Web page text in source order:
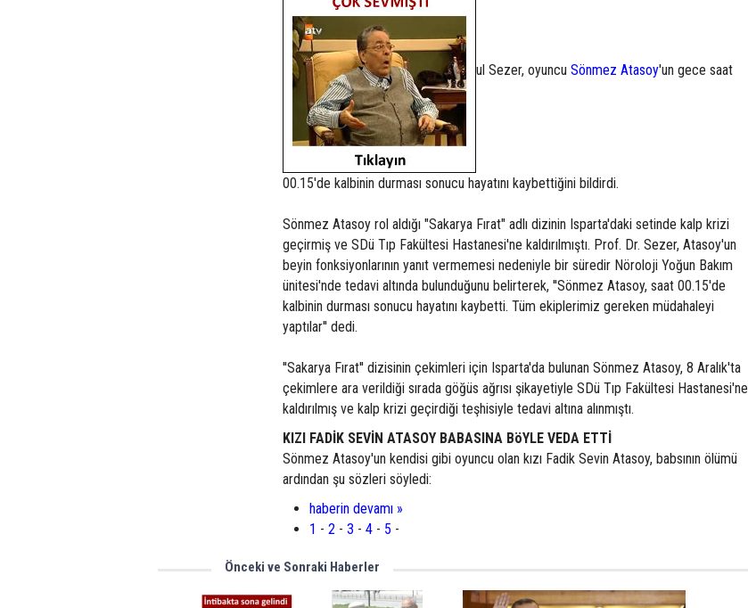
ul Sezer, oyuncu Sönmez Atasoy'un gece saat
00.15'de kalbinin durması sonucu hayatını kaybettiğini bildirdi.
Sönmez Atasoy rol aldığı "Sakarya Fırat" adlı dizinin Isparta'daki setinde kalp krizi
geçirmiş ve SDü Tıp Fakültesi Hastanesi'ne kaldırılmıştı. Prof. Dr. Sezer, Atasoy'un
beyin fonksiyonlarının yanıt vermemesi nedeniyle bir süredir Nöroloji Yoğun Bakım
ünitesi'nde tedavi altında bulunduğunu belirterek, ''Sönmez Atasoy, saat 00.15'de
kalbinin durması sonucu hayatını kaybetti. Tüm ekiplerimiz gereken müdahaleyi
yaptılar'' dedi.
''Sakarya Fırat'' dizisinin çekimleri için Isparta'da bulunan Sönmez Atasoy, 8 Aralık'ta
çekimlere ara verildiği sırada göğüs ağrısı şikayetiyle SDü Tıp Fakültesi Hastanesi'ne
kaldırılmış ve kalp krizi geçirdiği teşhisiyle tedavi altına alınmıştı.
KIZI FADİK SEVİN ATASOY BABASINA BöYLE VEDA ETTİ
Sönmez Atasoy'un kendisi gibi oyuncu olan kızı Fadik Sevin Atasoy, babsının ölümü
ardından şu sözleri söyledi:
haberin devamı »
1 - 2 - 3 - 4 - 5 -
Önceki ve Sonraki Haberler